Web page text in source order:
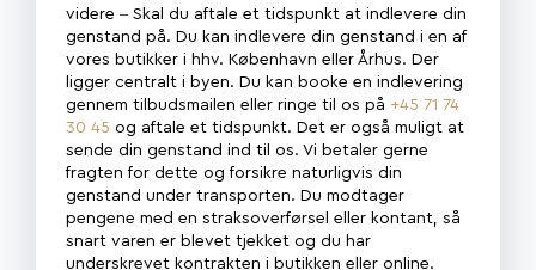
videre – Skal du aftale et tidspunkt at indlevere din
genstand på. Du kan indlevere din genstand i en af
vores butikker i hhv. København eller Århus. Der
ligger centralt i byen. Du kan booke en indlevering
gennem tilbudsmailen eller ringe til os på +45 71 74
30 45 og aftale et tidspunkt. Det er også muligt at
sende din genstand ind til os. Vi betaler gerne
fragten for dette og forsikre naturligvis din
genstand under transporten. Du modtager
pengene med en straksoverførsel eller kontant, så
snart varen er blevet tjekket og du har
underskrevet kontrakten i butikken eller online.